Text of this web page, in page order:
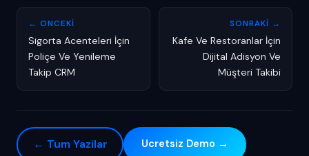
← ONCEKI
Sigorta Acenteleri İçin
Poliçe Ve Yenileme
Takip CRM
SONRAKI →
Kafe Ve Restoranlar İçin
Dijital Adisyon Ve
Müşteri Takibi
← Tum Yazilar Ucretsiz Demo →